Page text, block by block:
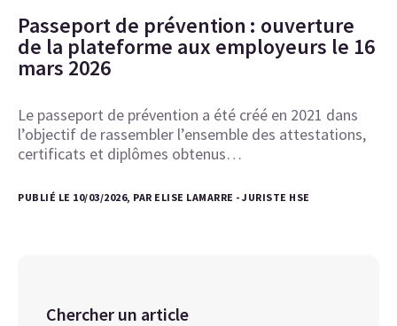
Passeport de prévention : ouverture
de la plateforme aux employeurs le 16
mars 2026
Le passeport de prévention a été créé en 2021 dans
l’objectif de rassembler l’ensemble des attestations,
certificats et diplômes obtenus…
PUBLIÉ LE 10/03/2026, PAR ELISE LAMARRE - JURISTE HSE
Chercher un article